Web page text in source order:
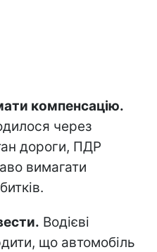
компенсацію.
через
дороги, ПДР
вимагати
Водієві
що автомобіль